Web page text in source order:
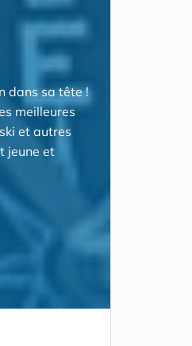
dans sa tête !
meilleures
et autres
jeune et